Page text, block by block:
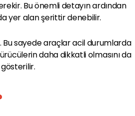
Bu önemli detayın ardından
yer alan şerittir denebilir.
sayede araçlar acil durumlarda
daha dikkatli olmasını da